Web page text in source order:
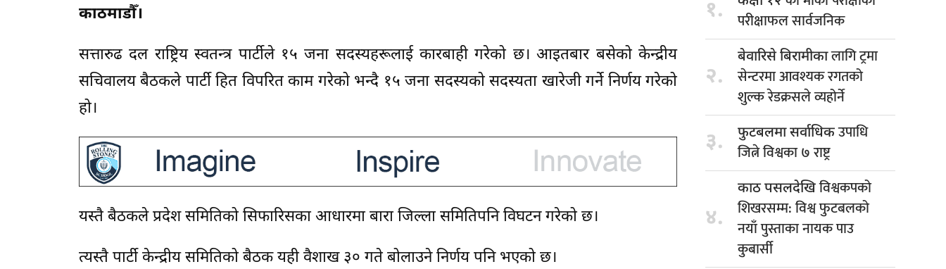
काठमाडौँ।
सत्तारुढ दल राष्ट्रिय स्वतन्त्र पार्टीले १५ जना सदस्यहरूलाई कारबाही गरेको छ। आइतबार बसेको केन्द्रीय
सचिवालय बैठकले पार्टी हित विपरित काम गरेको भन्दै १५ जना सदस्यको सदस्यता खारेजी गर्ने निर्णय गरेको
हो।
यस्तै बैठकले प्रदेश समितिको सिफारिसका आधारमा बारा जिल्ला समितिपनि विघटन गरेको छ।
त्यस्तै पार्टी केन्द्रीय समितिको बैठक यही वैशाख ३० गते बोलाउने निर्णय पनि भएको छ।
१.
परीक्षाफल सार्वजनिक
२.
बेवारिसे बिरामीकालागि ट्रमा
सेन्टरमा आवश्यक रगतको
शुल्क रेडक्रसले व्यहोर्ने
३. फुटबलमा सर्वाधिकउपाधि
जित्ने विश्वका ७ राष्ट्र
४.
काठ पसलदेखिविश्वकपको
शिखरसम्म: विश्व फुटबलको
नयाँ पुस्ताका नायक पाउ
कुबार्सी